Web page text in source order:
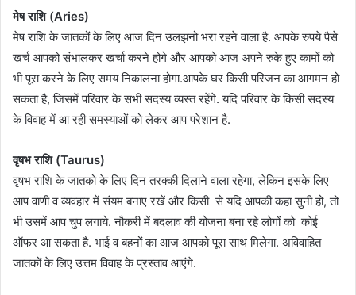
मेष राशि (Aries)
मेष राशि के जातकों के लिए आज दिन उलझनो भरा रहने वाला है. आपके रुपये पैसे
खर्च आपको संभालकर खर्चा करने होगे और आपको आज अपने रुके हुए कामों को
भी पूरा करने के लिए समय निकालना होगा.आपके घर किसी परिजन का आगमन हो
सकता है, जिसमें परिवार के सभी सदस्य व्यस्त रहेंगे. यदि परिवार के किसी सदस्य
के विवाह में आ रही समस्याओं को लेकर आप परेशान है.
वृषभ राशि (Taurus)
वृषभ राशि के जातको के लिए दिन तरक्की दिलाने वाला रहेगा, लेकिन इसके लिए
आप वाणी व व्यवहार में संयम बनाए रखें और किसी से यदि आपकी कहा सुनी हो, तो
भी उसमें आप चुप लगाये. नौकरी में बदलाव की योजना बना रहे लोगों को कोई
ऑफर आ सकता है. भाई व बहनों का आज आपको पूरा साथ मिलेगा. अविवाहित
जातकों के लिए उत्तम विवाह के प्रस्ताव आएंगे.